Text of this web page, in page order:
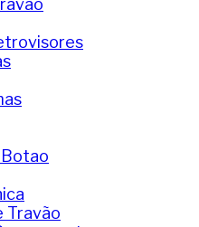
Travão